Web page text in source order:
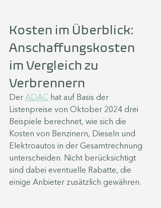
Kosten im Überblick:
Anschaffungskosten
im Vergleich zu
Verbrennern
Der ADAC hat auf Basis der
Listenpreise von Oktober 2024 drei
Beispiele berechnet, wie sich die
Kosten von Benzinern, Dieseln und
Elektroautos in der Gesamtrechnung
unterscheiden. Nicht berücksichtigt
sind dabei eventuelle Rabatte, die
einige Anbieter zusätzlich gewähren.